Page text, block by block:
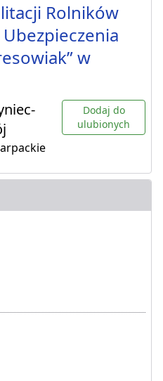
Rolników
w
Dodaj do
ulubionych